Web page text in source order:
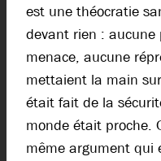
est une théocratie
devant rien : aucune
menace, aucune
mettaient la main
était fait de la
monde était proche.
même argument qui